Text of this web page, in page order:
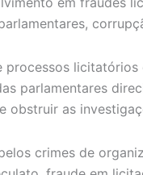
parlamentares
as
crimes de